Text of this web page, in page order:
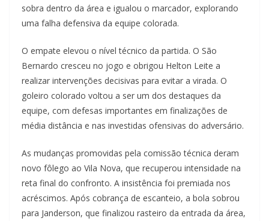
sobra dentro da área e igualou o marcador, explorando
uma falha defensiva da equipe colorada.
O empate elevou o nível técnico da partida. O São
Bernardo cresceu no jogo e obrigou Helton Leite a
realizar intervenções decisivas para evitar a virada. O
goleiro colorado voltou a ser um dos destaques da
equipe, com defesas importantes em finalizações de
média distância e nas investidas ofensivas do adversário.
As mudanças promovidas pela comissão técnica deram
novo fôlego ao Vila Nova, que recuperou intensidade na
reta final do confronto. A insistência foi premiada nos
acréscimos. Após cobrança de escanteio, a bola sobrou
para Janderson, que finalizou rasteiro da entrada da área,